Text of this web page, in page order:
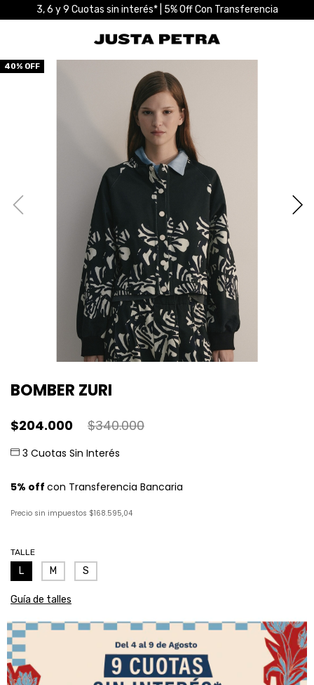
3, 6 y 9 Cuotas sin interés* | 5% Off Con Transferencia
40% OFF
BOMBER ZURI
$204.000 $340.000
Precio sin impuestos $168.595,04
TALLE
L M S
Guía de talles